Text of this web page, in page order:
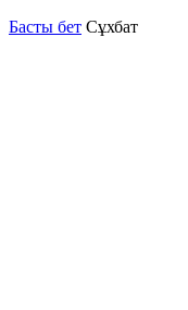
Басты бет Сұхбат